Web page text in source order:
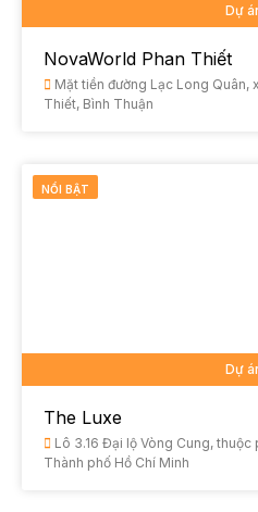
Dự
NovaWorld Phan Thiết
Mặt tiền đường Lạc Long Quân,
Thiết, Bình Thuận
NỔI BẬT
Dự
The Luxe
Lô 3.16 Đại lộ Vòng Cung, thuộc
Thành phố Hồ Chí Minh